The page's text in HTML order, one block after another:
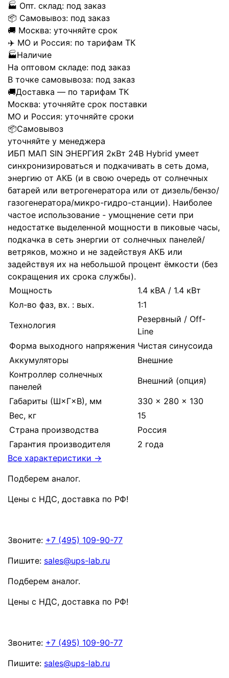
🏭 Опт. склад: под заказ
📦 Самовывоз: под заказ
🚚 Москва: уточняйте срок
✈️ МО и Россия: по тарифам ТК
🏭Наличие
На оптовом складе: под заказ
В точке самовывоза: под заказ
🚚Доставка — по тарифам ТК
Москва: уточняйте срок поставки
МО и Россия: уточняйте сроки
📦Самовывоз
уточняйте у менеджера
ИБП МАП SIN ЭНЕРГИЯ 2кВт 24В Hybrid умеет
синхронизироваться и подкачивать в сеть дома,
энергию от АКБ (и в свою очередь от солнечных
батарей или ветрогенератора или от дизель/бензо/
газогенератора/микро-гидро-станции). Наиболее
частое использование - умощнение сети при
недостатке выделенной мощности в пиковые часы,
подкачка в сеть энергии от солнечных панелей/
ветряков, можно и не задействуя АКБ или
задействуя их на небольшой процент ёмкости (без
сокращения их срока службы).
Мощность
1.4 кВА / 1.4 кВт
Кол-во фаз, вх. : вых.
1:1
Технология
Резервный / Off-
Line
Форма выходного напряжения Чистая синусоида
Аккумуляторы
Внешние
Контроллер солнечных
панелей
Внешний (опция)
Габариты (Ш×Г×В), мм
330 × 280 × 130
Вес, кг
15
Страна производства
Россия
Гарантия производителя
2 года
Все характеристики →
Подберем аналог.
Цены с НДС, доставка по РФ!
Звоните: +7 (495) 109-90-77
Пишите: sales@ups-lab.ru
Подберем аналог.
Цены с НДС, доставка по РФ!
Звоните: +7 (495) 109-90-77
Пишите: sales@ups-lab.ru